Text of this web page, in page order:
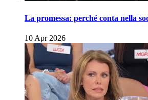
La promessa: perché conta nella
10 Apr 2026